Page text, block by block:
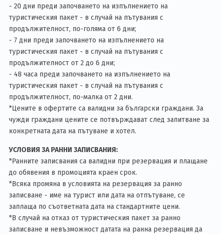
- 20 дни преди започването на изпълнението на
туристическия пакет - в случай на пътувания с
продължителност, по-голяма от 6 дни;
- 7 дни преди започването на изпълнението на
туристическия пакет - в случай на пътувания с
продължителност от 2 до 6 дни;
- 48 часа преди започването на изпълнението на
туристическия пакет - в случай на пътувания с
продължителност, по-малка от 2 дни.
*Цените в офертите са валидни за български граждани. За
чужди граждани цените се потвърждават след запитване за
конкретната дата на пътуване и хотел.
УСЛОВИЯ ЗА РАННИ ЗАПИСВАНИЯ:
*Ранните записвания са валидни при резервация и плащане
до обявения в промоцията краен срок.
*Всяка промяна в условията на резервация за ранно
записване - име на турист или дата на отпътуване, се
заплаща по съответната дата на стандартните цени.
*В случай на отказ от туристическия пакет за ранно
записване и невъзможност датата на ранна резервация да